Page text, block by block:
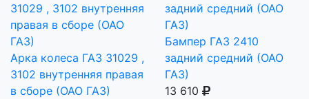
Арка колеса ГАЗ 31029 ,
3102 внутренняя правая
в сборе (ОАО ГАЗ)
Бампер ГАЗ 2410
задний средний (ОАО
ГАЗ)
13 610